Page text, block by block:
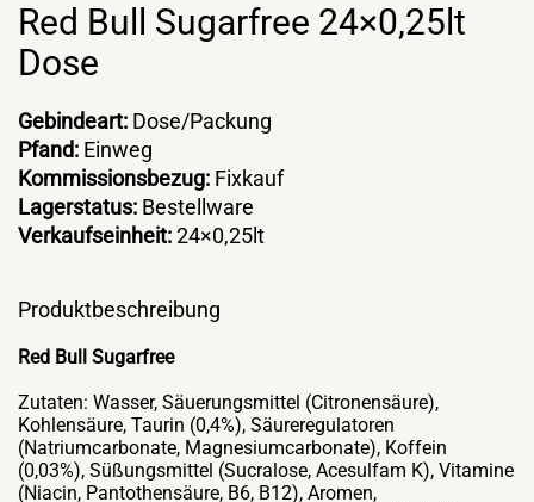
Red Bull Sugarfree 24×0,25lt
Dose
Gebindeart: Dose/Packung
Pfand: Einweg
Kommissionsbezug: Fixkauf
Lagerstatus: Bestellware
Verkaufseinheit:24×0,25lt
Produktbeschreibung
Red Bull Sugarfree
Zutaten: Wasser, Säuerungsmittel (Citronensäure),
Kohlensäure, Taurin (0,4%), Säureregulatoren
(Natriumcarbonate, Magnesiumcarbonate), Koffein
(0,03%), Süßungsmittel (Sucralose, Acesulfam K), Vitamine
(Niacin, Pantothensäure, B6, B12), Aromen,